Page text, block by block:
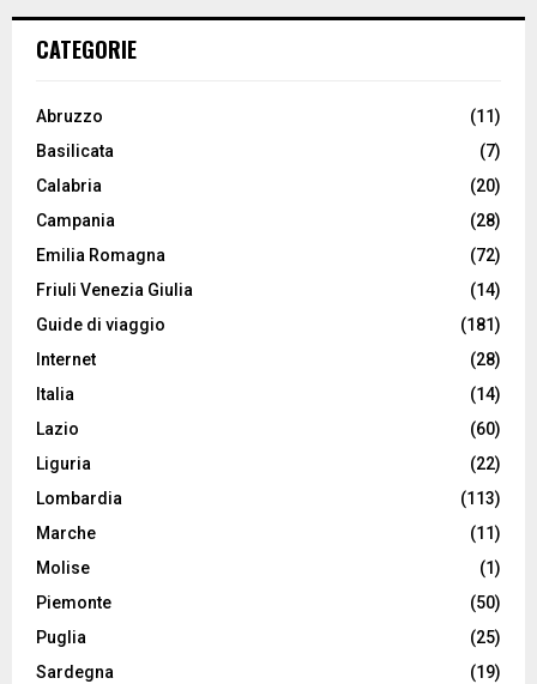
CATEGORIE
Abruzzo
(11)
Basilicata
(7)
Calabria
(20)
Campania
(28)
Emilia Romagna
(72)
Friuli Venezia Giulia
(14)
Guide di viaggio
(181)
Internet
(28)
Italia
(14)
Lazio
(60)
Liguria
(22)
Lombardia
(113)
Marche
(11)
Molise
(1)
Piemonte
(50)
Puglia
(25)
Sardegna
(19)